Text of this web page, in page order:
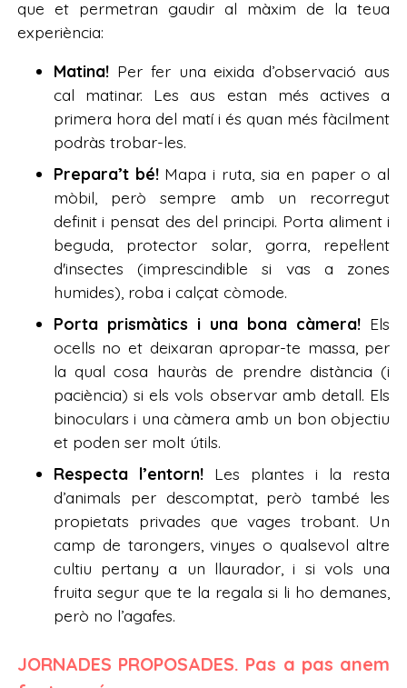
que et permetran gaudir al màxim de la teua
experiència:
Matina!Per fer una eixida d’observació aus
cal matinar. Les aus estan més actives a
primera hora del matí i és quan més fàcilment
podràs trobar-les.
Prepara’t bé!Mapa i ruta, sia en paper o al
mòbil, però sempre amb un recorregut
definit i pensat des del principi. Porta aliment i
beguda, protector solar, gorra, repel·lent
d'insectes (imprescindible si vas a zones
humides), roba i calçat còmode.
Porta prismàtics i una bona càmera! Els
ocells no et deixaran apropar-te massa, per
la qual cosa hauràs de prendre distància (i
paciència) si els vols observar amb detall. Els
binoculars i una càmera amb un bon objectiu
et poden ser molt útils.
Respecta l’entorn!Les plantes i la resta
d’animals per descomptat, però també les
propietats privades que vages trobant. Un
camp de tarongers, vinyes o qualsevol altre
cultiu pertany a un llaurador, i si vols una
fruita segur que te la regala si li ho demanes,
però no l’agafes.
JORNADES PROPOSADES. Pas a pas anem